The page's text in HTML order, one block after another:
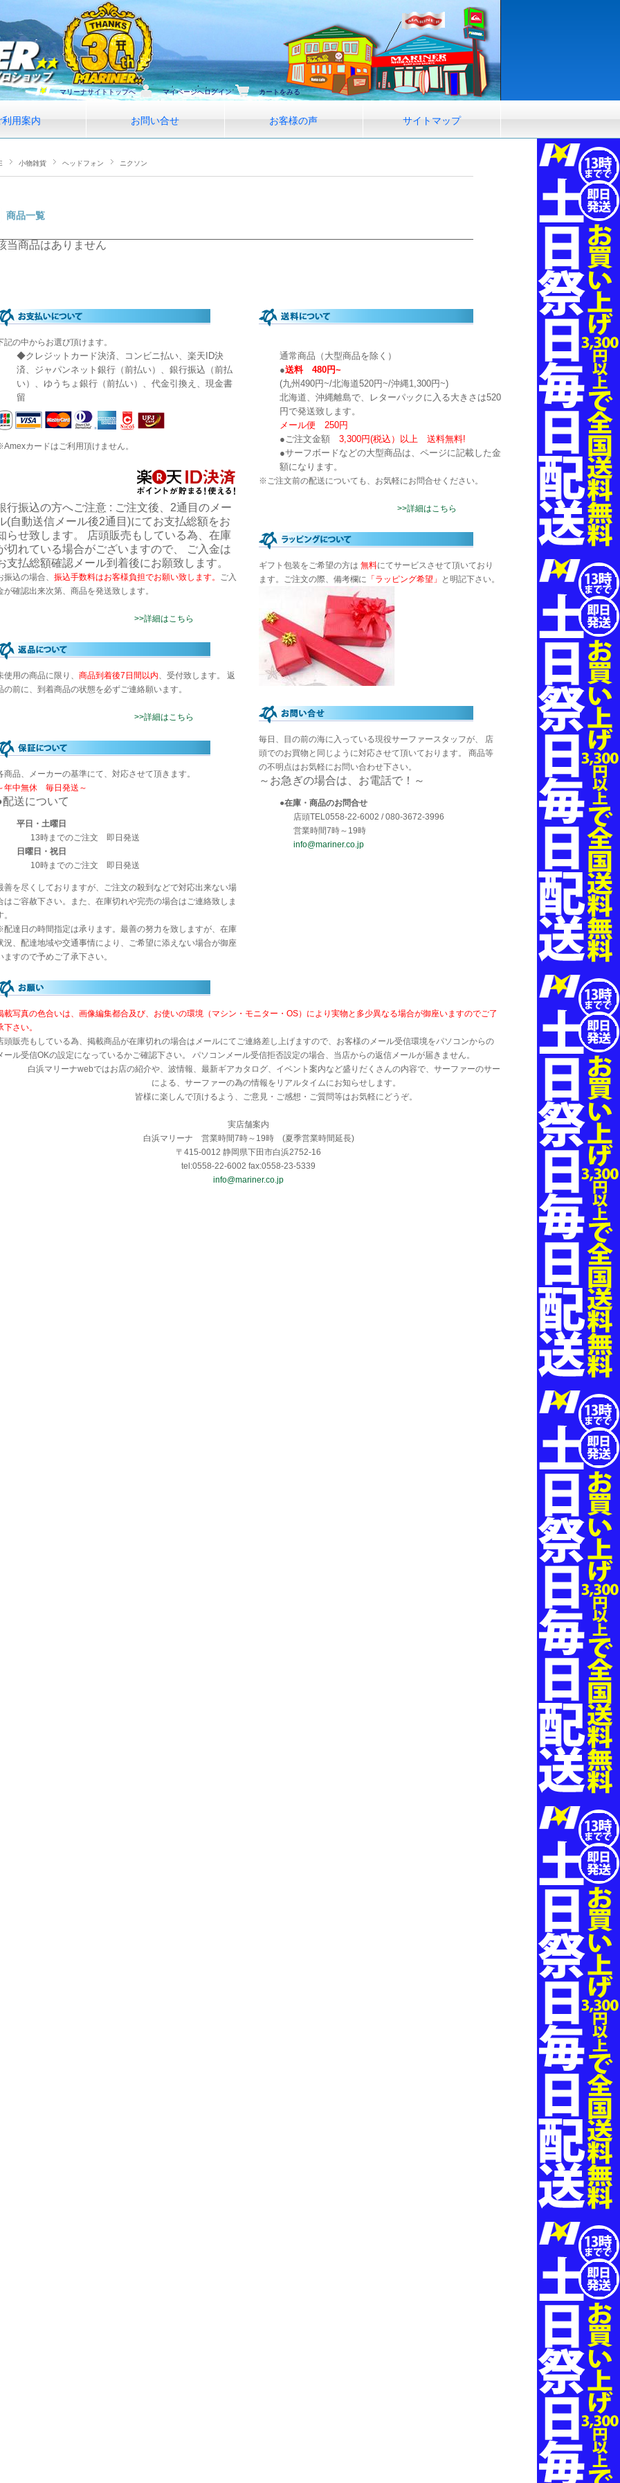
マリーナサイトトップへ マイページへログイン カートをみる
利用案内 お問い合せ お客様の声 サイトマップ
小物雑貨 ヘッドフォン ニクソン
商品一覧
当商品はありません
記の中からお選び頂けます。
◆クレジットカード決済、コンビニ払い、楽天ID決
済、ジャパンネット銀行（前払い）、銀行振込（前払
い）、ゆうちょ銀行（前払い）、代金引換え、現金書
留
カードはご利用頂けません。
行振込の方へご注意 : ご注文後、2通目のメー
(自動送信メール後2通目)にてお支払総額をお
らせ致します。 店頭販売もしている為、在庫
切れている場合がございますので、 ご入金は
支払総額確認メール到着後にお願致します。
振込の場合、 振込手数料はお客様負担でお願い致します。 ご入
が確認出来次第、商品を発送致します。
>>詳細はこちら
使用の商品に限り、 商品到着後7日間以内、受付致します。 返
の前に、到着商品の状態を必ずご連絡願います。
>>詳細はこちら
商品、メーカーの基準にて、対応させて頂きます。
年中無休 毎日発送～
配送について
平日・土曜日
13時までのご注文 即日発送
日曜日・祝日
10時までのご注文 即日発送
善を尽くしておりますが、ご注文の殺到などで対応出来ない場
はご容赦下さい。また、在庫切れや完売の場合はご連絡致しま
。
達日の時間指定は承ります。最善の努力を致しますが、在庫
況、配達地域や交通事情により、ご希望に添えない場合が御座
ますので予めご了承下さい。
通常商品（大型商品を除く）
●送料 480円~
(九州490円~/北海道520円~/沖縄1,300円~)
北海道、沖縄離島で、レターパックに入る大きさは520
円で発送致します。
メール便 250円
●ご注文金額 3,300円(税込）以上 送料無料!
●サーフボードなどの大型商品は、ページに記載した金
額になります。
※ご注文前の配送についても、お気軽にお問合せください。
>>詳細はこちら
ギフト包装をご希望の方は 無料にてサービスさせて頂いており
ます。ご注文の際、備考欄に 「ラッピング希望」 と明記下さい。
毎日、目の前の海に入っている現役サーファースタッフが、 店
頭でのお買物と同じように対応させて頂いております。 商品等
の不明点はお気軽にお問い合わせ下さい。
～お急ぎの場合は、お電話で！～
●在庫・商品のお問合せ
店頭TEL0558-22-6002 / 080-3672-3996
営業時間7時～19時
info@mariner.co.jp
載写真の色合いは、画像編集都合及び、お使いの環境（マシン・モニター・OS）により実物と多少異なる場合が御座いますのでご了
下さい。
頭販売もしている為、掲載商品が在庫切れの場合はメールにてご連絡差し上げますので、お客様のメール受信環境をパソコンからの
ール受信OKの設定になっているかご確認下さい。 パソコンメール受信拒否設定の場合、当店からの返信メールが届きません。
白浜マリーナwebではお店の紹介や、波情報、最新ギアカタログ、イベント案内など盛りだくさんの内容で、サーファーのサーファー
による、サーファーの為の情報をリアルタイムにお知らせします。
皆様に楽しんで頂けるよう、ご意見・ご感想・ご質問等はお気軽にどうぞ。
実店舗案内
白浜マリーナ 営業時間7時～19時 (夏季営業時間延長)
〒415-0012 静岡県下田市白浜2752-16
tel:0558-22-6002 fax:0558-23-5339
info@mariner.co.jp